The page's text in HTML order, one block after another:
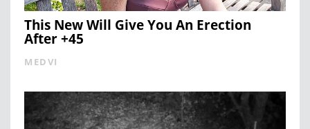
This New Will Give You An Erection
After +45
MEDVI